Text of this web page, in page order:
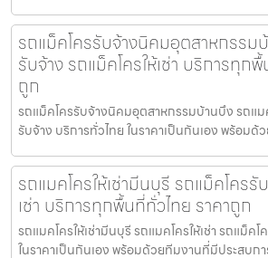
รถแม็คโครรับจ้างนิคมอุตสาหกรรม
รับจ้าง รถแม็คโครให้เช่า บริการทุก
ถูก
รถแม็คโครรับจ้างนิคมอุตสาหกรรมบ้านบึง รถแม
รับจ้าง บริการทั่วไทย ในราคาเป็นกันเอง พร้อมด้
รถแมคโครให้เช่ามีนบุรี รถแม็คโครรั
เช่า บริการทุกพื้นที่ทั่วไทย ราคาถูก
รถแมคโครให้เช่ามีนบุรี รถแมคโครให้เช่า รถแม็ค
ในราคาเป็นกันเอง พร้อมด้วยทีมงานที่มีประสบก